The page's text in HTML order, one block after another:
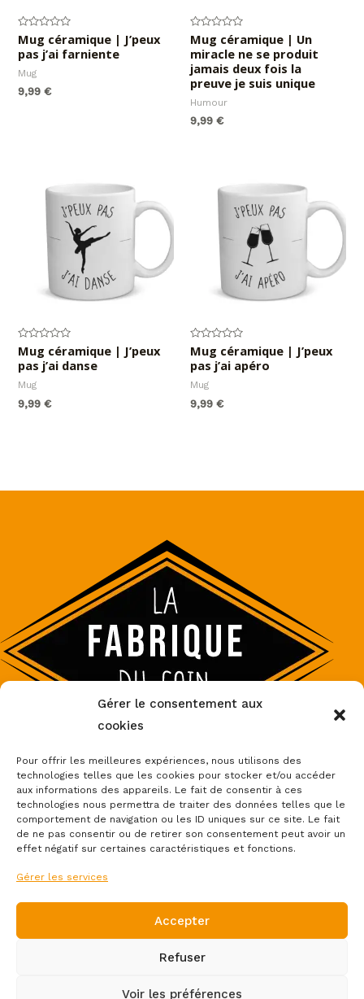
Gérer le consentement aux
cookies
Pour offrir les meilleures expériences, nous utilisons des
technologies telles que les cookies pour stocker et/ou accéder
aux informations des appareils. Le fait de consentir à ces
technologies nous permettra de traiter des données telles que le
comportement de navigation ou les ID uniques sur ce site. Le fait
de ne pas consentir ou de retirer son consentement peut avoir un
effet négatif sur certaines caractéristiques et fonctions.
Gérer les services
Accepter
Refuser
Voir les préférences
Note
0
sur
Mug céramique | J’peux
pas j’ai farniente
Mug
9,99€
Note
0
sur
5
Mug céramique | Un
miracle ne se produit
jamais deux fois la
preuve je suis unique
Humour
9,99 €
Note
0
sur
Mug céramique | J’peux
pas j’ai danse
Mug
9,99€
Note
0
sur
Mug céramique | J’peux
pas j’ai apéro
Mug
9,99 €
Accueil Boutique Boutique partenaires
Thèmes
Nos réalisations
À Propos Contact
Mentions légales et politique de confidentialité
Conditions Générales de Vente